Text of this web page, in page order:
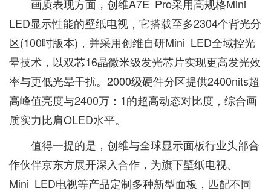
画质表现方面，创维A7E Pro采用高规格Mini
LED显示性能的壁纸电视，它搭载至多2304个背光分
区(100吋版本)，并采用创维自研Mini LED全域控光
晕技术，以双芯16晶微米级发光芯片实现更高发光效
率与更低光晕干扰。2000级硬件分区提供2400nits超
高峰值亮度与2400万：1的超高动态对比度，综合画
质实力比肩OLED水平。
值得一提的是，创维与全球显示面板行业头部合
作伙伴京东方展开深入合作，为旗下壁纸电视、
Mini LED电视等产品定制多种新型面板，匹配不同